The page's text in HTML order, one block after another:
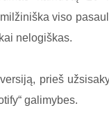
viso
nelogiškas.
prieš
galimybes.